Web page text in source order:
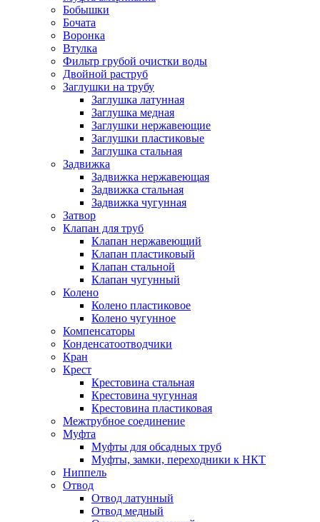
Бобышки
Бочата
Воронка
Втулка
Фильтр грубой очистки воды
Двойной раструб
Заглушки на трубу
Заглушка латунная
Заглушка медная
Заглушки нержавеющие
Заглушки пластиковые
Заглушка стальная
Задвижка
Задвижка нержавеющая
Задвижка стальная
Задвижка чугунная
Затвор
Клапан для труб
Клапан нержавеющий
Клапан пластиковый
Клапан стальной
Клапан чугунный
Колено
Колено пластиковое
Колено чугунное
Компенсаторы
Конденсатоотводчики
Кран
Крест
Крестовина стальная
Крестовина чугунная
Крестовина пластиковая
Межтрубное соединение
Муфта
Муфты для обсадных труб
Муфты, замки, переходники к НКТ
Ниппель
Отвод
Отвод латунный
Отвод медный